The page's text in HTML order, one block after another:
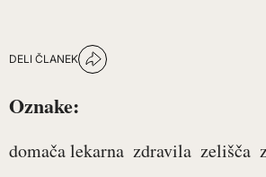
DELI ČLANEK
Oznake:
domača lekarna zdravila zelišča